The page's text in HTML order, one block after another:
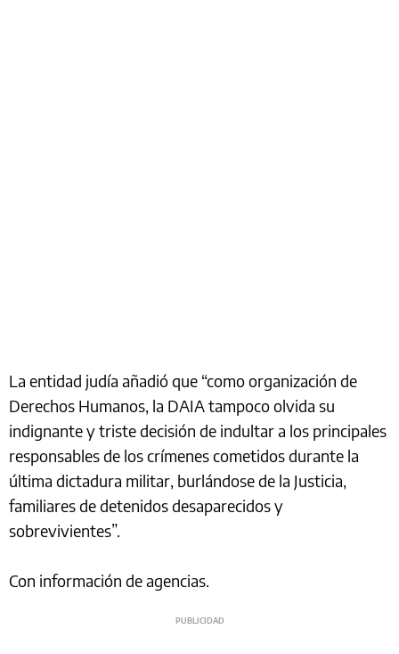
La entidad judía añadió que “como organización de
Derechos Humanos, la DAIA tampoco olvida su
indignante y triste decisión de indultar a los principales
responsables de los crímenes cometidos durante la
última dictadura militar, burlándose de la Justicia,
familiares de detenidos desaparecidos y
sobrevivientes”.
Con información de agencias.